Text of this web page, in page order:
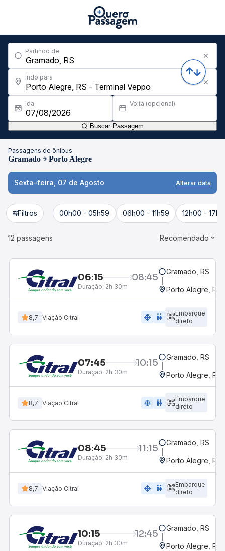
Partindo de
Indo para
Ida Volta (opcional)
Buscar Passagem
Passagens de ônibus
Gramado Porto Alegre
Sexta-feira, 07 de Agosto Alterar data
Filtros 00h00 - 05h59 06h00 - 11h59 12h00 -
12 passagens Recomendado
06:15 08:45
Duração: 2h 30m
Gramado, RS
Porto Alegre, RS
8,7 Viação Citral ac_unit wc
Embarque
direto
07:45 10:15
Duração: 2h 30m
Gramado, RS
Porto Alegre, RS
8,7 Viação Citral ac_unit wc
Embarque
direto
08:45 11:15
Duração: 2h 30m
Gramado, RS
Porto Alegre, RS
8,7 Viação Citral ac_unit wc
Embarque
direto
10:15 12:45
Duração: 2h 30m
Gramado, RS
Porto Alegre, RS